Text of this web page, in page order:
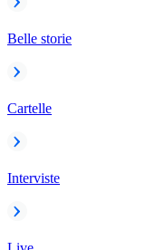
Belle storie
Cartelle
Interviste